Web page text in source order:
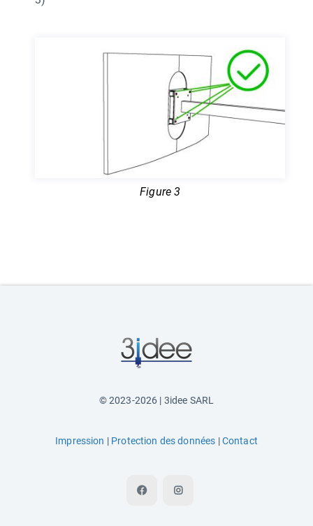
Figure 3
© 2023-2026 | 3idee SARL
Impression | Protection des données |Contact